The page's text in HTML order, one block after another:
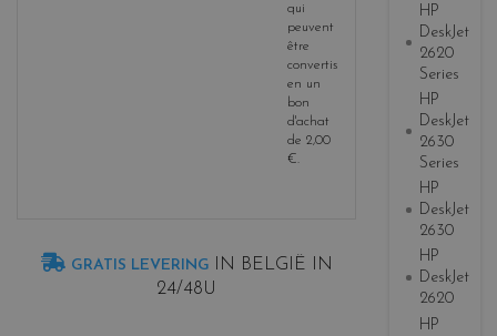
qui
peuvent
être
convertis
en un
bon
d'achat
de 2,00
€.
GRATIS LEVERING IN BELGIË IN
24/48U
HP
DeskJet
2620
Series
HP
DeskJet
2630
Series
HP
DeskJet
2630
HP
DeskJet
2620
HP